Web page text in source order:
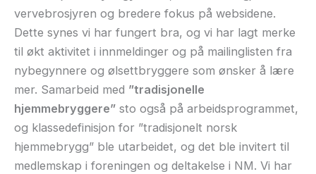
vervebrosjyren og bredere fokus på websidene.
Dette synes vi har fungert bra, og vi har lagt merke
til økt aktivitet i innmeldinger og på mailinglisten fra
nybegynnere og ølsettbryggere som ønsker å lære
mer. Samarbeid med ”tradisjonelle
hjemmebryggere” sto også på arbeidsprogrammet,
og klassedefinisjon for ”tradisjonelt norsk
hjemmebrygg” ble utarbeidet, og det ble invitert til
medlemskap i foreningen og deltakelse i NM. Vi har